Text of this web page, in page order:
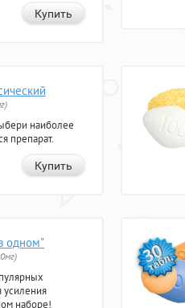
Купить
наиболее
препарат.
Купить
одном"
усиления
наборе!